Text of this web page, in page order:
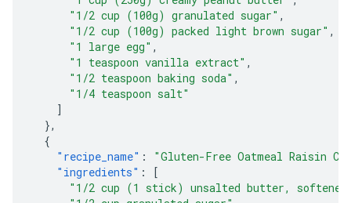
"1/2 cup (100g) granulated sugar" ,
"1/2 cup (100g) packed light brown sugar" ,
"1 large egg" ,
"1 teaspoon vanilla extract" ,
"1/2 teaspoon baking soda" ,
"1/4 teaspoon salt"
]
},
{
"recipe_name" :
"Gluten-Free Oatmeal Raisin
"ingredients" :
[
"1/2 cup (1 stick) unsalted butter,